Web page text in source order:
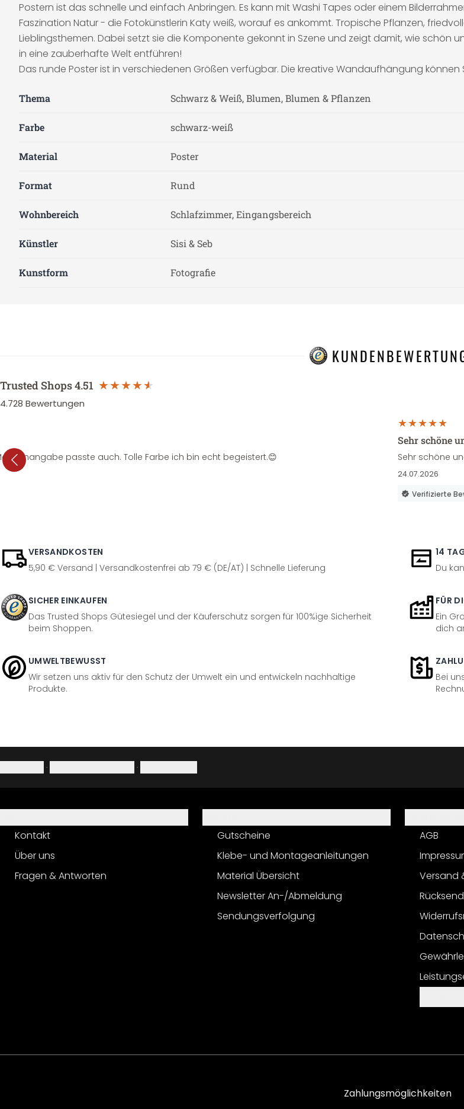
Postern ist das schnelle und einfach Anbringen. Es kann mit Washi Tapes oder einem
Faszination Natur - die Fotokünstlerin Katy weiß, worauf es ankommt. Tropische Pflanzen,
Lieblingsthemen. Dabei setzt sie die Komponente gekonnt in Szene und zeigt damit, wie schön
in eine zauberhafte Welt entführen!
Das runde Poster ist in verschiedenen Größen verfügbar. Die kreative Wandaufhängung können
Thema Schwarz & Weiß, Blumen, Blumen & Pflanzen
Farbe schwarz-weiß
Material Poster
Format Rund
Wohnbereich Schlafzimmer, Eingangsbereich
Künstler Sisi & Seb
Kunstform Fotografie
Trusted Shops4.51
4.728 Bewertungen
passte auch. Tolle Farbe ich bin echt begeistert.😊
Sehr schöne
Sehr schöne
24.07.2026
Verifizierte
VERSANDKOSTEN
5,90 € Versand | Versandkostenfrei ab 79 € (DE/AT) | Schnelle Lieferung
14
Du
SICHER EINKAUFEN
Das Trusted Shops Gütesiegel und der Käuferschutz sorgen für 100%ige Sicherheit
beim Shoppen.
FÜR
Ein
dich
UMWELTBEWUSST
Wir setzen uns aktiv für den Schutz der Umwelt ein und entwickeln nachhaltige
Produkte.
Bei
· ·
Kontakt
Über uns
Fragen & Antworten
Gutscheine
Klebe- und Montageanleitungen
Material Übersicht
Newsletter An-/Abmeldung
Sendungsverfolgung
AGB
Versand
Zahlungsmöglichkeiten